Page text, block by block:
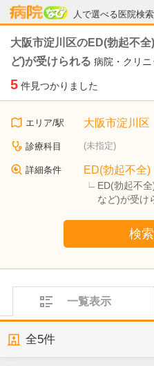
人で選べる医院検索
病院なび
大阪市淀川区のED(勃起不
ど)が受けられる 病院・クリニ
5 件見つかりました
エリア/駅 大阪市淀川区
診療科目 (未指定)
詳細条件 ED(勃起不全)
ED(勃起不
など)が受け
検
一覧表示
全5件